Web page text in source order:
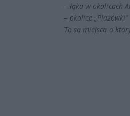
– łąka w okolicach
– okolice „Plażówki”
To są miejsca o